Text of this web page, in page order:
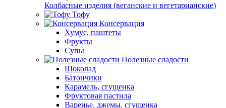
Колбасные изделия (веганские и вегетарианские)
Тофу
Консервация
Хумус, паштеты
Фрукты
Супы
Полезные сладости
Шоколад
Батончики
Карамель, сгущенка
Фруктовая пастила
Варенье, джемы, сгущенка